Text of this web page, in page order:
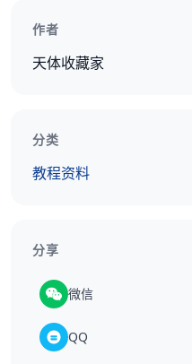
作者
天体收藏家
分类
教程资料
分享
微信
QQ